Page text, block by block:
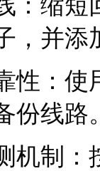
，并
性：
份线路
机制